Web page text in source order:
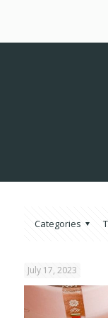
Categories
July 17, 2023